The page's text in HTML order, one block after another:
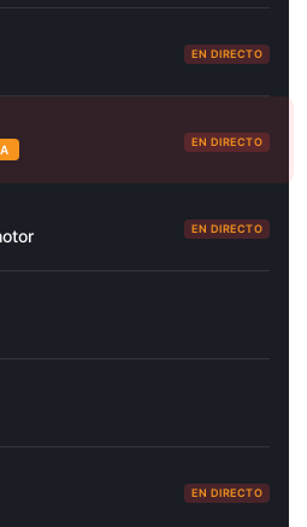
EN DIRECTO
EN DIRECTO
EN DIRECTO
EN DIRECTO